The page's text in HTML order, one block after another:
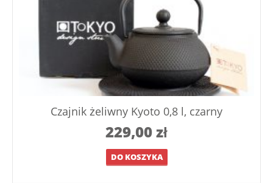
Czajnik żeliwny Kyoto 0,8 l, czarny
229,00zł
DO KOSZYKA